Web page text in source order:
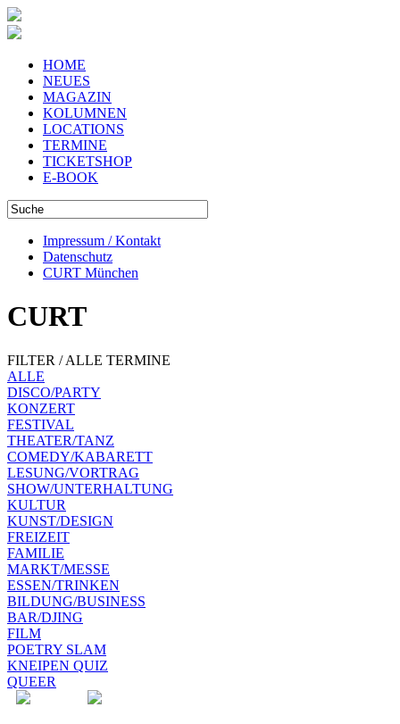
HOME
NEUES
MAGAZIN
KOLUMNEN
LOCATIONS
TERMINE
TICKETSHOP
E-BOOK
Impressum / Kontakt
Datenschutz
CURT München
CURT
FILTER / ALLE TERMINE
ALLE
DISCO/PARTY
KONZERT
FESTIVAL
THEATER/TANZ
COMEDY/KABARETT
LESUNG/VORTRAG
SHOW/UNTERHALTUNG
KULTUR
KUNST/DESIGN
FREIZEIT
FAMILIE
MARKT/MESSE
ESSEN/TRINKEN
BILDUNG/BUSINESS
BAR/DJING
FILM
POETRY SLAM
KNEIPEN QUIZ
QUEER